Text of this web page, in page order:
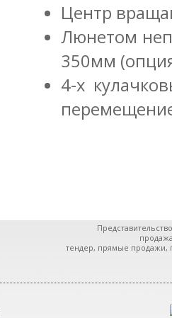
Центр
Люнетом
350мм
4-х
тендер, прямые продажи,